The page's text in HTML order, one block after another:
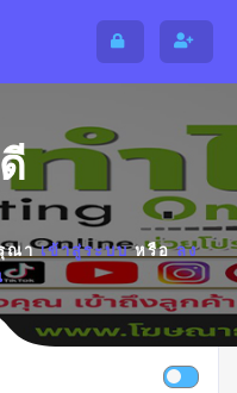
ณาเข้าสู่ระบบหรือลง